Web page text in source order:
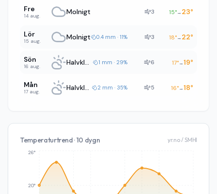
Fre
14 aug. Molnigt 3 15°→ 23°
Lör
15 aug. Molnigt 0.4 mm · 11% 3 18°→ 22°
Sön
16 aug. Halvklart 1 mm · 29% 6 17°→19°
Mån
17 aug. Halvklart 2 mm · 35% 5 16°→18°
Temperaturtrend · 10 dygn yr.no / SMHI
20°
26°